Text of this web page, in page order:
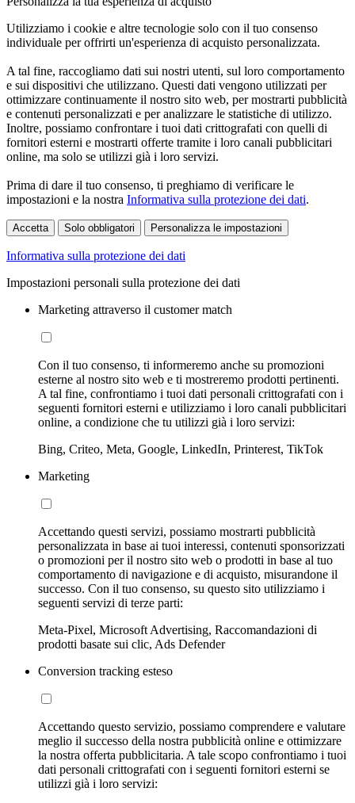
Utilizziamo i cookie e altre tecnologie solo con il tuo consenso
individuale per offrirti un'esperienza di acquisto personalizzata.
A tal fine, raccogliamo dati sui nostri utenti, sul loro comportamento
e sui dispositivi che utilizzano. Questi dati vengono utilizzati per
ottimizzare continuamente il nostro sito web, per mostrarti pubblicità
e contenuti personalizzati e per analizzare le statistiche di utilizzo.
Inoltre, possiamo confrontare i tuoi dati crittografati con quelli di
fornitori esterni e mostrarti offerte tramite i loro canali pubblicitari
online, ma solo se utilizzi già i loro servizi.
Prima di dare il tuo consenso, ti preghiamo di verificare le
impostazioni e la nostra Informativa sulla protezione dei dati.
Accetta Solo obbligatori Personalizza le impostazioni
Informativa sulla protezione dei dati
Impostazioni personali sulla protezione dei dati
Marketing attraverso il customer match
Con il tuo consenso, ti informeremo anche su promozioni
esterne al nostro sito web e ti mostreremo prodotti pertinenti.
A tal fine, confrontiamo i tuoi dati personali crittografati con i
seguenti fornitori esterni e utilizziamo i loro canali pubblicitari
online, a condizione che tu utilizzi già i loro servizi:
Bing, Criteo, Meta, Google, LinkedIn, Printerest, TikTok
Marketing
Accettando questi servizi, possiamo mostrarti pubblicità
personalizzata in base ai tuoi interessi, contenuti sponsorizzati
o promozioni per il nostro sito web o prodotti in base al tuo
comportamento di navigazione e di acquisto, misurandone il
successo. Con il tuo consenso, su questo sito utilizziamo i
seguenti servizi di terze parti:
Meta-Pixel, Microsoft Advertising, Raccomandazioni di
prodotti basate sui clic, Ads Defender
Conversion tracking esteso
Accettando questo servizio, possiamo comprendere e valutare
meglio il successo della nostra pubblicità online e ottimizzare
la nostra offerta pubblicitaria. A tale scopo confrontiamo i tuoi
dati personali crittografati con i seguenti fornitori esterni se
utilizzi già i loro servizi: